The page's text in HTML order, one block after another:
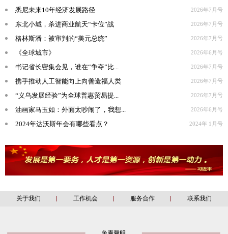
悉尼未来10年经济发展路径 2026年7月号
东北小城，杀进商业航天“卡位”战 2026年7月号
格林斯潘：被审判的“美元总统” 2026年7月号
《全球城市》 2026年6月号
书记省长密集会见，谁在“争夺”比... 2026年7月号
携手推动人工智能向上向善造福人类 2026年7月号
“义乌发展经验”为全球普惠贸易提... 2026年7月号
油画家马玉如：外面太吵闹了，我想... 2026年6月号
2024年达沃斯年会有哪些看点？ 2024年 1月号
关于我们 工作机会 服务合作 联系我们